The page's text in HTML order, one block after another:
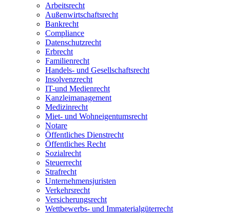
Arbeitsrecht
Außenwirtschaftsrecht
Bankrecht
Compliance
Datenschutzrecht
Erbrecht
Familienrecht
Handels- und Gesellschaftsrecht
Insolvenzrecht
IT-und Medienrecht
Kanzleimanagement
Medizinrecht
Miet- und Wohneigentumsrecht
Notare
Öffentliches Dienstrecht
Öffentliches Recht
Sozialrecht
Steuerrecht
Strafrecht
Unternehmensjuristen
Verkehrsrecht
Versicherungsrecht
Wettbewerbs- und Immaterialgüterrecht